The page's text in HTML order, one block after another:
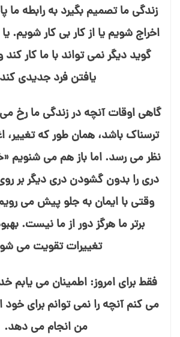
زندگی ما تصمیم بگیرد به رابطه ما
اخراج شویم یا از کار بی کار شویم.
گوید دیگر نمی⁯ تواند با ما کار کند
یافتن فرد جدیدی
گاهی اوقات آنچه در زندگی ما رخ
ترسناک باشد، همان طور که تغییر،
نظر می⁯ رسد. اما باز هم می⁯ شنویم
دری را بدون گشودن دری دیگر بر
وقتی با ایمان به جلو پیش می⁯
برتر ما هرگز دور از ما نیست.
تغییرات تقویت می⁯
فقط برای امروز: اطمینان می⁯ یابم
می⁯ کنم آنچه را نمی⁯ توانم برای خود
من انجام می⁯ دهد.